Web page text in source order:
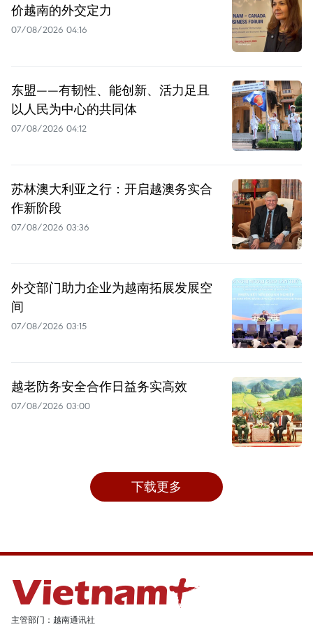
价越南的外交定力
07/08/2026 04:16
东盟——有韧性、能创新、活力足且
以人民为中心的共同体
07/08/2026 04:12
苏林澳大利亚之行：开启越澳务实合
作新阶段
07/08/2026 03:36
外交部门助力企业为越南拓展发展空
间
07/08/2026 03:15
越老防务安全合作日益务实高效
07/08/2026 03:00
下载更多
主管部门：越南通讯社